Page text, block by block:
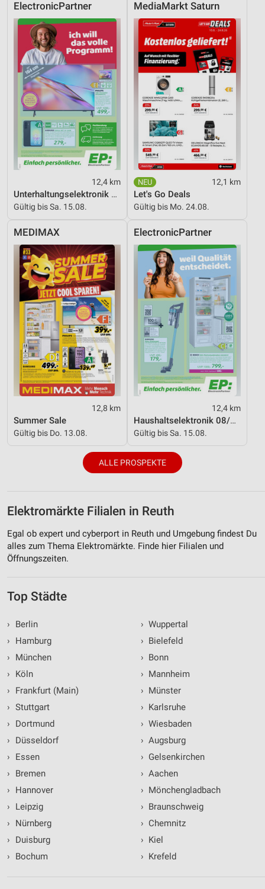
ElectronicPartner
12,4 km
Unterhaltungselektronik 08/2026
Gültig bis Sa. 15.08.
MediaMarkt Saturn
12,1 km
Let's Go Deals
Gültig bis Mo. 24.08.
MEDIMAX
12,8 km
Summer Sale
Gültig bis Do. 13.08.
ElectronicPartner
12,4 km
Haushaltselektronik 08/2026
Gültig bis Sa. 15.08.
ALLE PROSPEKTE
Elektromärkte Filialen in Reuth
Egal ob expert und cyberport in Reuth und Umgebung findest Du
alles zum Thema Elektromärkte. Finde hier Filialen und
Öffnungszeiten.
Top Städte
›
Berlin
›
Hamburg
›
München
›
Köln
›
Frankfurt (Main)
› Stuttgart
›
Dortmund
›
Düsseldorf
›
Essen
›
Bremen
›
Hannover
›
Leipzig
›
Nürnberg
›
Duisburg
›
Bochum
› Wuppertal
› Bielefeld
› Bonn
› Mannheim
› Münster
› Karlsruhe
› Wiesbaden
› Augsburg
› Gelsenkirchen
› Aachen
› Mönchengladbach
› Braunschweig
› Chemnitz
› Kiel
› Krefeld
Werbung